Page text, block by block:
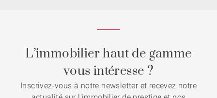
L’immobilier haut de gamme
vous intéresse ?
Inscrivez-vous à notre newsletter et recevez notre